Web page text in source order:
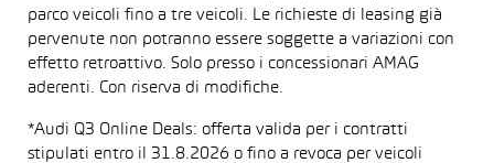
parco veicoli fino a tre veicoli. Le richieste di leasing già
pervenute non potranno essere soggette a variazioni con
effetto retroattivo. Solo presso i concessionari AMAG
aderenti. Con riserva di modifiche.
*Audi Q3 Online Deals: offerta valida per i contratti
stipulati entro il 31.8.2026 o fino a revoca per veicoli